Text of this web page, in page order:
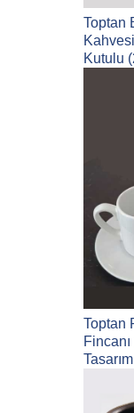
Toptan
Kutulu
Toptan